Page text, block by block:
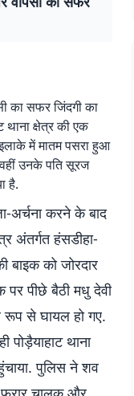
का सफर जिंदगी का
क्षेत्र की एक
में मातम पसरा हुआ
वहीं उनके पति सूरज
है.
अर्चना करने के बाद
अंतर्गत हंसडीहा-
बाइक को जोरदार
पर पीछे बैठी मधु देवी
रूप से घायल हो गए.
थाना
पुलिस ने शव